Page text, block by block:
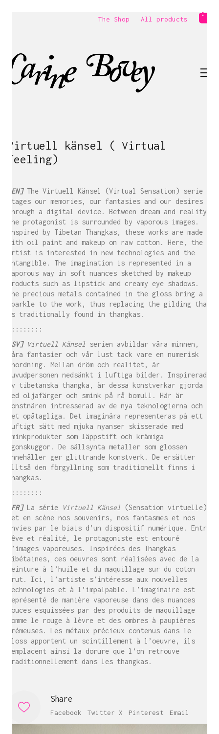
The Shop All products
Virtuell känsel ( Virtual
feeling)
[EN] The Virtuell Känsel (Virtual Sensation) serie
stages our memories, our fantasies and our desires
through a digital device. Between dream and reality,
the protagonist is surrounded by vaporous images.
Inspired by Tibetan Thangkas, these works are made
with oil paint and makeup on raw cotton. Here, the
artist is interested in new technologies and the
intangible. The imagination is represented in a
vaporous way in soft nuances sketched by makeup
products such as lipstick and creamy eye shadows.
The precious metals contained in the gloss bring a
sparkle to the work, thus replacing the gilding that
is traditionally found in thangkas.
:::::::::
[SV] Virtuell Känsel serien avbildar våra minnen,
våra fantasier och vår lust tack vare en numerisk
anordning. Mellan dröm och realitet, är
huvudpersonen nedsänkt i luftiga bilder. Inspirerade
av tibetanska thangka, är dessa konstverkar gjorda
med oljafärger och smink på rå bomull. Här är
konstnären intresserad av de nya teknologierna och
det opåtagliga. Det imaginära representeras på ett
luftigt sätt med mjuka nyanser skisserade med
sminkprodukter som läppstift och krämiga
ögonskuggor. De sällsynta metaller som glossen
innehåller ger glittrande konstverk. De ersätter
alltså den förgyllning som traditionellt finns i
thangkas.
:::::::::
[FR] La série Virtuell Känsel
(Sensation virtuelle)
met en scène nos souvenirs, nos fantasmes et nos
envies par le biais d’un dispositif numérique. Entre
rêve et réalité, le protagoniste est entouré
d’images vaporeuses. Inspirées des Thangkas
tibétaines, ces oeuvres sont réalisées avec de la
peinture à l’huile et du maquillage sur du coton
brut. Ici, l’artiste s’intéresse aux nouvelles
technologies et à l’impalpable.
L’imaginaire est
représenté de manière vaporeuse dans des nuances
douces esquissées par des produits de maquillage
comme le rouge à lèvre et des ombres à paupières
crémeuses. Les métaux précieux contenus dans le
gloss apportent un scintillement à l’oeuvre, ils
remplacent ainsi la dorure que l’on retrouve
traditionnellement dans les thangkas.
Share
Facebook Twitter X Pinterest Email